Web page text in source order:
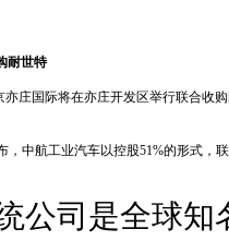
耐世特
庄国际将在亦庄开发区举行联合
，中航工业汽车以控股51%的形式
公司是全球